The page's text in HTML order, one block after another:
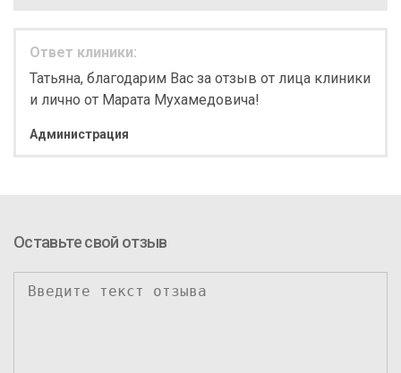
Ответ клиники:
Татьяна, благодарим Вас за отзыв от лица клиники
и лично от Марата Мухамедовича!
Администрация
Оставьте свой отзыв